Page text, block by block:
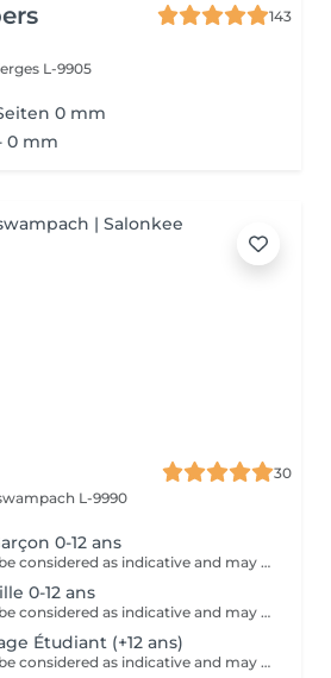
143
L-9905
0 mm
0 mm
30
L-9990
0-12 ans
Note: all prices should be considered as indicative and may be subject to change based on the type, duration and complexity of the service that is provided to you on site.
0-12 ans
Note: all prices should be considered as indicative and may be subject to change based on the type, duration and complexity of the service that is provided to you on site.
Étudiant (+12 ans)
Note: all prices should be considered as indicative and may be subject to change based on the type, duration and complexity of the service that is provided to you on site.